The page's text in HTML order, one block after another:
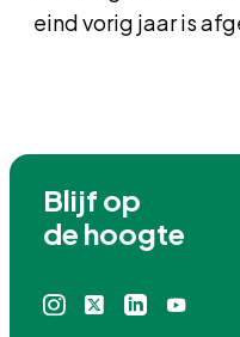
eind vorig jaar is
Blijf op
de hoogte
InstagramLinkedin